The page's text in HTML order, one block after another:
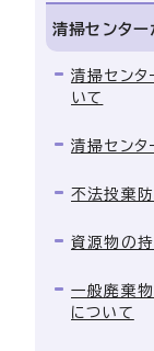
清掃センタ
清掃センタ
いて
清掃センタ
不法投棄
資源物の
一般廃棄
について